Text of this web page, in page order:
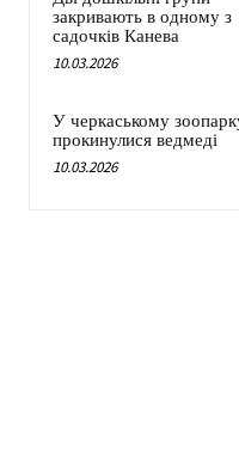
закривають в одному з
садочків Канева
10.03.2026
У черкаському
прокинулися ведмеді
10.03.2026